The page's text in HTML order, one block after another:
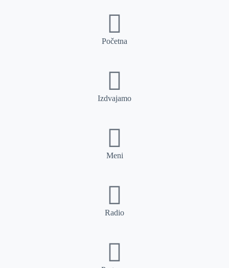
Početna
Izdvajamo
Meni
Radio